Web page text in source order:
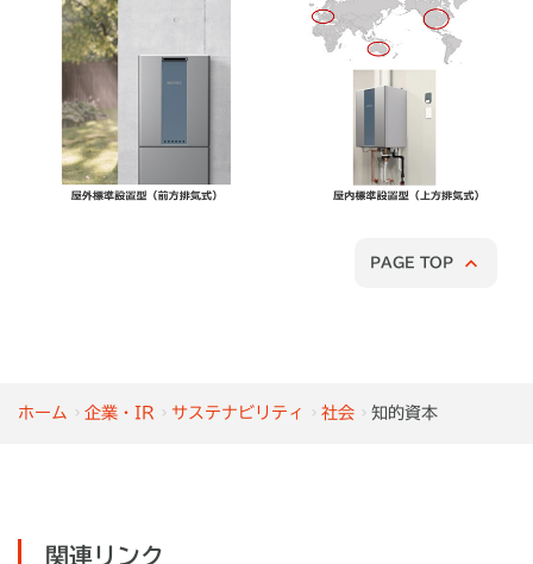
ホーム 企業・IR サステナビリティ 社会 知的資本
PAGE TOP
関連リンク